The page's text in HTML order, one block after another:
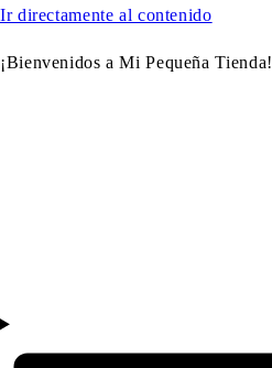
Ir directamente al contenido
¡Bienvenidos a Mi Pequeña Tienda!